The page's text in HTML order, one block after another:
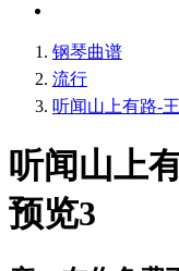
钢琴曲谱
流行
听闻山上有路-
听闻山上
预览3